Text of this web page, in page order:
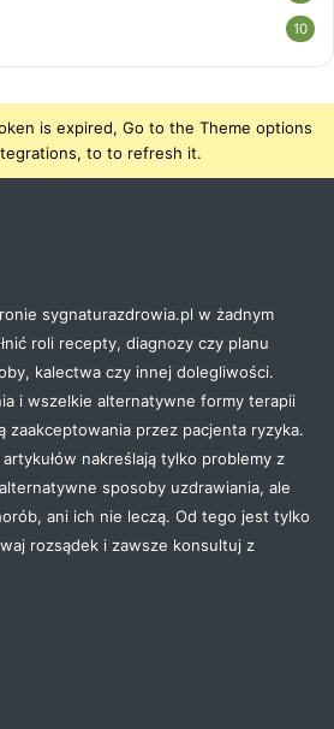
10
is expired, Go to the Theme options
to to refresh it.
sygnaturazdrowia.pl w żadnym
roli recepty, diagnozy czy planu
kalectwa czy innej dolegliwości.
i wszelkie alternatywne formy terapii
zaakceptowania przez pacjenta ryzyka.
nakreślają tylko problemy z
sposoby uzdrawiania, ale
ani ich nie leczą. Od tego jest tylko
rozsądek i zawsze konsultuj z